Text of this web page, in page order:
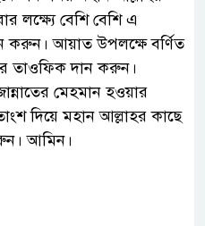
লক্ষ্যে বেশি বেশি এ
করুন। আয়াত উপলক্ষে বর্ণিত
তাওফিক দান করুন।
মেহমান হওয়ার
দিয়ে মহান আল্লাহর কাছে
আমিন।